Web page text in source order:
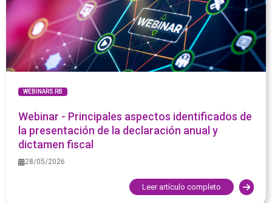
WEBINARS RB
Webinar - Principales aspectos identificados de
la presentación de la declaración anual y
dictamen fiscal
28/05/2026
Leer artículo completo